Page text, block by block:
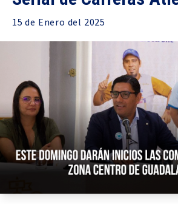
15 de Enero del 2025